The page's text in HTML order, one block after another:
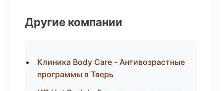
Другие компании
Клиника Body Care - Антивозрастные
программы в Тверь